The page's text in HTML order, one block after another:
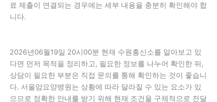
료 제출이 연결되는 경우에는 세부 내용을 충분히 확인해야 합
니다.
2026년06월19일 20시00분 현재 수원흥신소를 알아보고 있
다면 먼저 목적을 정리하고, 필요한 정보를 나누어 확인한 뒤,
상담이 필요한 부분은 직접 문의를 통해 확인하는 것이 좋습니
다. 서울암요양병원는 상황에 따라 달라질 수 있는 요소가 있
으므로 정확한 안내를 받기 위해 현재 조건을 구체적으로 전달